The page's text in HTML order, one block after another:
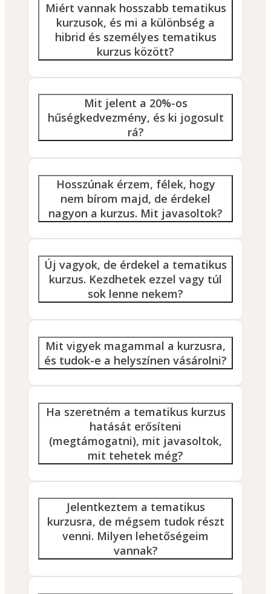
Miért vannak hosszabb tematikus
kurzusok, és mi a különbség a
hibrid és személyes tematikus
kurzus között?
Mit jelent a 20%-os
hűségkedvezmény, és ki jogosult
rá?
Hosszúnak érzem, félek, hogy
nem bírom majd, de érdekel
nagyon a kurzus. Mit javasoltok?
Új vagyok, de érdekel a tematikus
kurzus. Kezdhetek ezzel vagy túl
sok lenne nekem?
Mit vigyek magammal a kurzusra,
és tudok-e a helyszínen vásárolni?
Ha szeretném a tematikus kurzus
hatását erősíteni
(megtámogatni), mit javasoltok,
mit tehetek még?
Jelentkeztem a tematikus
kurzusra, de mégsem tudok részt
venni. Milyen lehetőségeim
vannak?